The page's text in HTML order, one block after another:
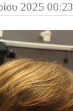
2025 00:23